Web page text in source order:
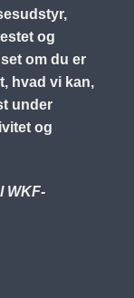
og
om du er
hvad vi kan,
under
og
WKF-